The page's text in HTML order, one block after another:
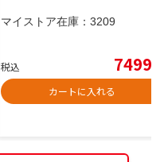
マイストア在庫： 3209
税込 7499
カートに入れる